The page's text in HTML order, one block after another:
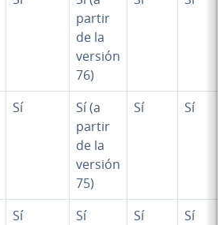
partir
de la
versión
76)
Sí
Sí (a
partir
de la
versión
75)
Sí Sí
Sí Sí Sí Sí